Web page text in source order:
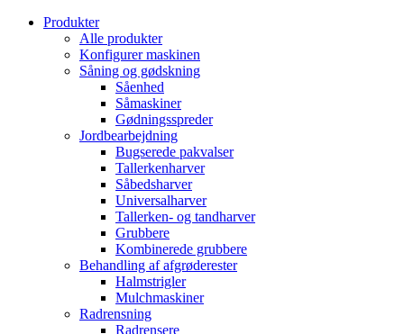
Produkter
Alle produkter
Konfigurer maskinen
Såning og gødskning
Såenhed
Såmaskiner
Gødningsspreder
Jordbearbejdning
Bugserede pakvalser
Tallerkenharver
Såbedsharver
Universalharver
Tallerken- og tandharver
Grubbere
Kombinerede grubbere
Behandling af afgrøderester
Halmstrigler
Mulchmaskiner
Radrensning
Radrensere